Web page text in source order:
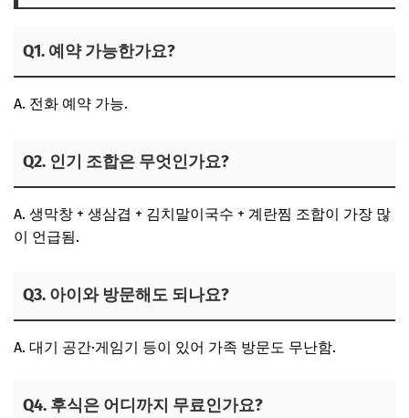
Q1. 예약 가능한가요?
A. 전화 예약 가능.
Q2. 인기 조합은 무엇인가요?
A. 생막창 + 생삼겹 + 김치말이국수 + 계란찜 조합이 가장 많
이 언급됨.
Q3. 아이와 방문해도 되나요?
A. 대기 공간·게임기 등이 있어 가족 방문도 무난함.
Q4. 후식은 어디까지 무료인가요?